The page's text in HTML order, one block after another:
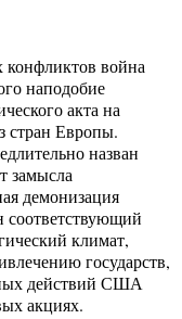
конфликтов война
наподобие
акта на
стран Европы.
назван
замысла
демонизация
соответствующий
климат,
государств,
действий США
акциях.